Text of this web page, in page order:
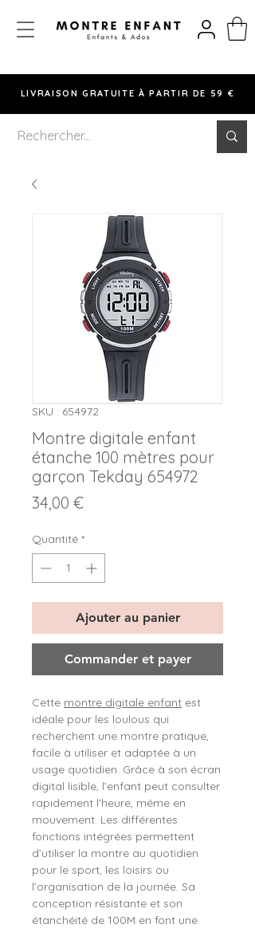
LIVRAISON GRATUITE À PARTIR DE 59 €
SKU : 654972
Montre digitale enfant
étanche 100 mètres pour
garçon Tekday 654972
34,00 €Prix
Quantité *
Ajouter au panier
Commander et payer
Cette montre digitale enfant est
idéale pour les loulous qui
recherchent une montre pratique,
facile à utiliser et adaptée à un
usage quotidien. Grâce à son écran
digital lisible, l’enfant peut consulter
rapidement l’heure, même en
mouvement. Les différentes
fonctions intégrées permettent
d’utiliser la montre au quotidien
pour le sport, les loisirs ou
l’organisation de la journée. Sa
conception résistante et son
étanchéité de 100M en font une